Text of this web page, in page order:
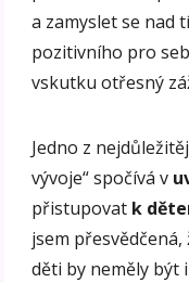
a zamyslet se nad
pozitivního pro
vskutku otřesný
Jedno z
vývoje“ spočívá v
přistupovat k
jsem
děti by neměly být